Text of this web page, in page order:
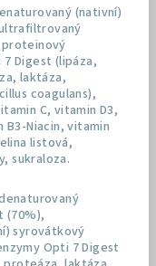
(nativní)
Digest (lipáza,
laktáza,
coagulans),
C, vitamin D3,
B3-Niacin, vitamin
listová,
sukraloza.
(70%),
syrovátkový
Opti 7 Digest